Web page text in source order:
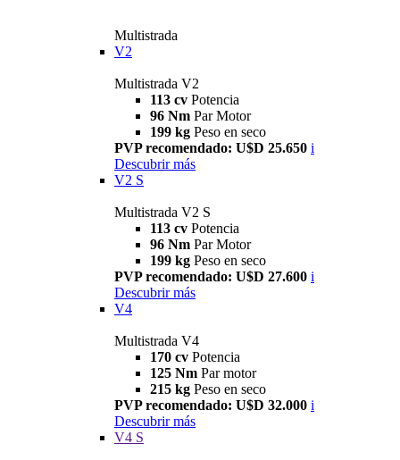
Multistrada
V2
Multistrada V2
113 cv Potencia
96 Nm Par Motor
199 kg Peso en seco
PVP recomendado: U$D 25.650 i
Descubrir más
V2 S
Multistrada V2 S
113 cv Potencia
96 Nm Par Motor
199 kg Peso en seco
PVP recomendado: U$D 27.600 i
Descubrir más
V4
Multistrada V4
170 cv Potencia
125 Nm Par motor
215 kg Peso en seco
PVP recomendado: U$D 32.000 i
Descubrir más
V4 S